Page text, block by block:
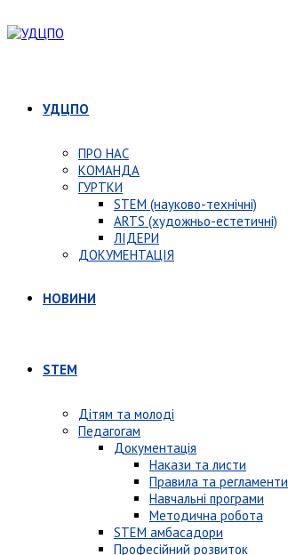
УДЦПО
ПРО НАС
КОМАНДА
ГУРТКИ
STEM (науково-технічні)
ARTS (художньо-естетичні)
ЛІДЕРИ
ДОКУМЕНТАЦІЯ
НОВИНИ
STEM
Дітям та молоді
Педагогам
Документація
Накази та листи
Правила та регламенти
Навчальні програми
Методична робота
STEM амбасадори
Професійний розвиток